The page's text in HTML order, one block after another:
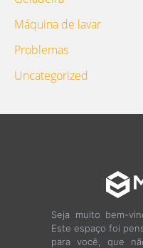
Máquina de lavar
Problemas
Uncategorized
Seja muito bem-
Este espaço foi
para você, que